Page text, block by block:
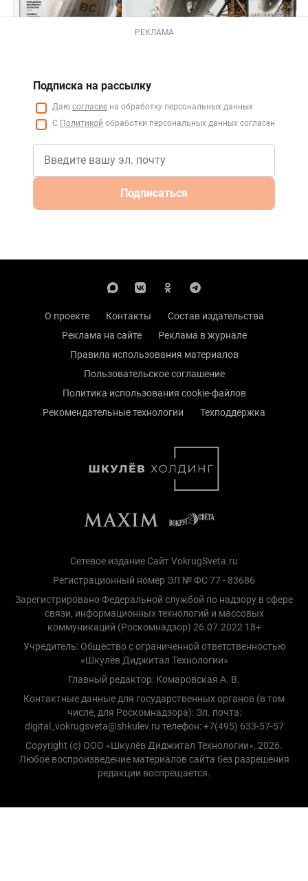
РЕКЛАМА
Подписка на рассылку
Даю согласие на обработку персональных данных
С Политикой обработки персональных данных согласен
Подписаться
О проекте Контакты
Состав издательства
Реклама на сайте
Реклама в журнале
Правила использования материалов
Пользовательское соглашение
Политика использования cookie-файлов
Рекомендательные технологии
Техподдержка
Сетевое издание Сайт VokrugSveta.ru
Регистрационный номер ЭЛ № ФС 77 - 83686
Зарегистрировано Федеральной службой по надзору в сфере
связи, информационных технологий и массовых
коммуникаций (Роскомнадзор) 26.07.2022 18+
Учредитель: Общество с ограниченной ответственностью
«Шкулёв Диджитал Технологии»
Главный редактор: Комаровская А. В.
Контактные данные для государственных органов (в том
числе, для Роскомнадзора): Эл. почта:
digital_vokrugsveta@shkulev.ru телефон: +7(495) 633-57-57
Copyright (с) ООО «Шкулёв Диджитал Технологии», 2026.
Любое воспроизведение материалов сайта без разрешения
редакции воспрещается.